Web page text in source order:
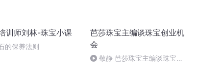
训师刘林-珠宝小课
的保养法则
芭莎珠宝主编谈珠宝创业机
会
敬静 芭莎珠宝主编谈珠宝创